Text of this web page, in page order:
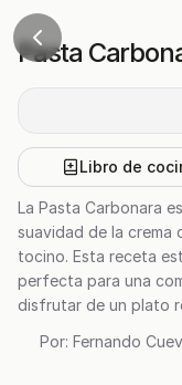
Pasta
Libro de
La Pasta Carbonara
suavidad de la crema
tocino. Esta receta
perfecta para una
disfrutar de un plato
Por: Fernando